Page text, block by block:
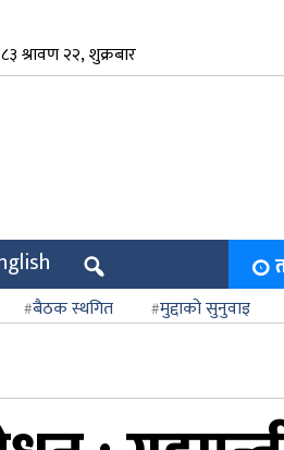
श्रावण २२, शुक्रबार
बैठक स्थगित मुद्दाको सुनुवाइ